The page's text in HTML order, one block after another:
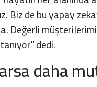
Biz de bu yapay
Değerli
dedi.
daha